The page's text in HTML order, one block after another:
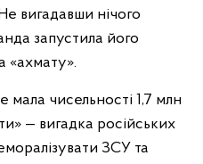
вигадавши нічого
запустила його
«ахмату».
мала чисельності 1,7 млн
— вигадка російських
ЗСУ та